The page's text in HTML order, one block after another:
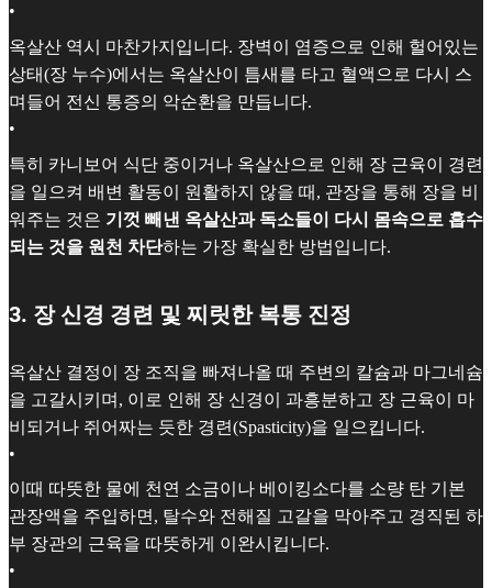
•
옥살산 역시 마찬가지입니다. 장벽이 염증으로 인해 헐어있는
상태(장 누수)에서는 옥살산이 틈새를 타고 혈액으로 다시 스
며들어 전신 통증의 악순환을 만듭니다.
•
특히 카니보어 식단 중이거나 옥살산으로 인해 장 근육이 경련
을 일으켜 배변 활동이 원활하지 않을 때, 관장을 통해 장을 비
워주는 것은 기껏 빼낸 옥살산과 독소들이 다시 몸속으로 흡수
되는 것을 원천 차단하는 가장 확실한 방법입니다.
3. 장 신경 경련 및 찌릿한 복통 진정
옥살산 결정이 장 조직을 빠져나올 때 주변의 칼슘과 마그네슘
을 고갈시키며, 이로 인해 장 신경이 과흥분하고 장 근육이 마
비되거나 쥐어짜는 듯한 경련(Spasticity)을 일으킵니다.
•
이때 따뜻한 물에 천연 소금이나 베이킹소다를 소량 탄 기본
관장액을 주입하면, 탈수와 전해질 고갈을 막아주고 경직된 하
부 장관의 근육을 따뜻하게 이완시킵니다.
•